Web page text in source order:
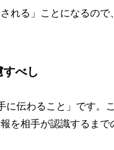
れる」ことになるので
べし
に伝わること」です。
を相手が認識するまで